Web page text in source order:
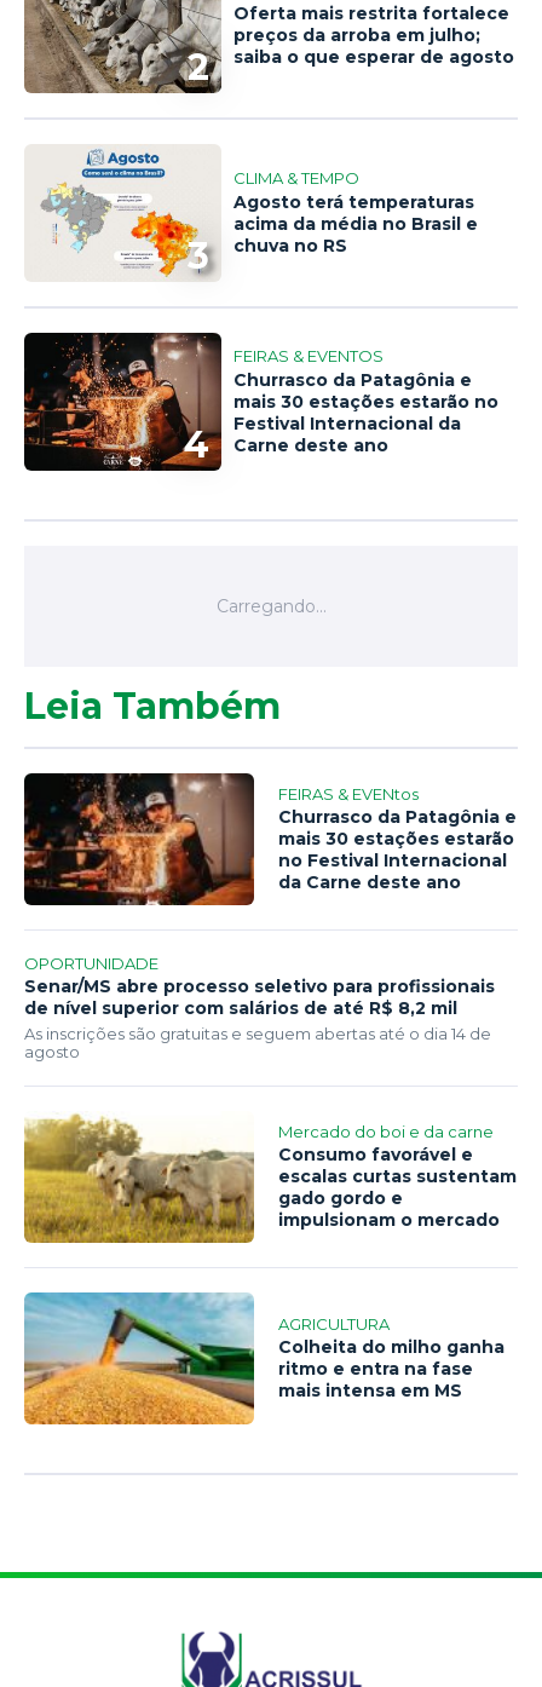
2
Oferta mais restrita fortalece
preços da arroba em julho;
saiba o que esperar de agosto
3
CLIMA & TEMPO
Agosto terá temperaturas
acima da média no Brasil e
chuva no RS
4
FEIRAS & EVENTOS
Churrasco da Patagônia e
mais 30 estações estarão no
Festival Internacional da
Carne deste ano
Leia Também
FEIRAS & EVENtos
Churrasco da Patagônia e
mais 30 estações estarão
no Festival Internacional
da Carne deste ano
OPORTUNIDADE
Senar/MS abre processo seletivo para profissionais
de nível superior com salários de até R$ 8,2 mil
As inscrições são gratuitas e seguem abertas até o dia 14 de
agosto
Mercado do boi e da carne
Consumo favorável e
escalas curtas sustentam
gado gordo e
impulsionam o mercado
AGRICULTURA
Colheita do milho ganha
ritmo e entra na fase
mais intensa em MS